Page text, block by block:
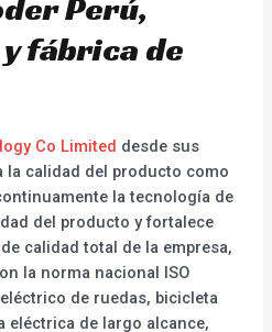
fábrica de
Co Limited desde sus
calidad del producto como
la tecnología de
del producto y fortalece
calidad total de la empresa,
la norma nacional ISO
de ruedas, bicicleta
eléctrica de largo alcance,